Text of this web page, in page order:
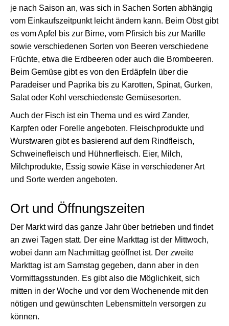
je nach Saison an, was sich in Sachen Sorten abhängig
vom Einkaufszeitpunkt leicht ändern kann. Beim Obst gibt
es vom Apfel bis zur Birne, vom Pfirsich bis zur Marille
sowie verschiedenen Sorten von Beeren verschiedene
Früchte, etwa die Erdbeeren oder auch die Brombeeren.
Beim Gemüse gibt es von den Erdäpfeln über die
Paradeiser und Paprika bis zu Karotten, Spinat, Gurken,
Salat oder Kohl verschiedenste Gemüsesorten.
Auch der Fisch ist ein Thema und es wird Zander,
Karpfen oder Forelle angeboten. Fleischprodukte und
Wurstwaren gibt es basierend auf dem Rindfleisch,
Schweinefleisch und Hühnerfleisch. Eier, Milch,
Milchprodukte, Essig sowie Käse in verschiedener Art
und Sorte werden angeboten.
Ort und Öffnungszeiten
Der Markt wird das ganze Jahr über betrieben und findet
an zwei Tagen statt. Der eine Markttag ist der Mittwoch,
wobei dann am Nachmittag geöffnet ist. Der zweite
Markttag ist am Samstag gegeben, dann aber in den
Vormittagsstunden. Es gibt also die Möglichkeit, sich
mitten in der Woche und vor dem Wochenende mit den
nötigen und gewünschten Lebensmitteln versorgen zu
können.